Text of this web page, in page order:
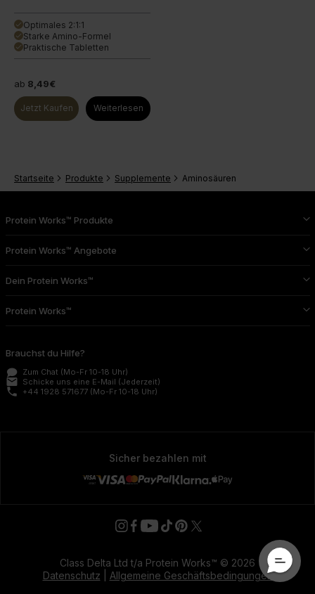
done Optimales 2:1:1
done Starke Amino-Formel
done Praktische Tabletten
ab 8,49€
Jetzt Kaufen Weiterlesen
Startseite Produkte Supplemente Aminosäuren
Protein Works™ Produkte
Protein Works™ Angebote
Dein Protein Works™
Protein Works™
Brauchst du Hilfe?
Zum Chat (Mo-Fr 10-18 Uhr)
email Schicke uns eine E-Mail (Jederzeit)
phone +44 1928 571677 (Mo-Fr 10-18 Uhr)
Sicher bezahlen mit
Class Delta Ltd t/a Protein Works™ © 2026
Datenschutz
Allgemeine Geschäftsbedingungen